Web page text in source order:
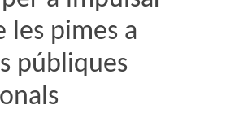
les pimes a
públiques